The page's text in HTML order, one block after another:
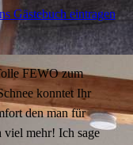
Gästebuch eintragen
FEWO zum
konntet Ihr
den man für
viel mehr! Ich sage